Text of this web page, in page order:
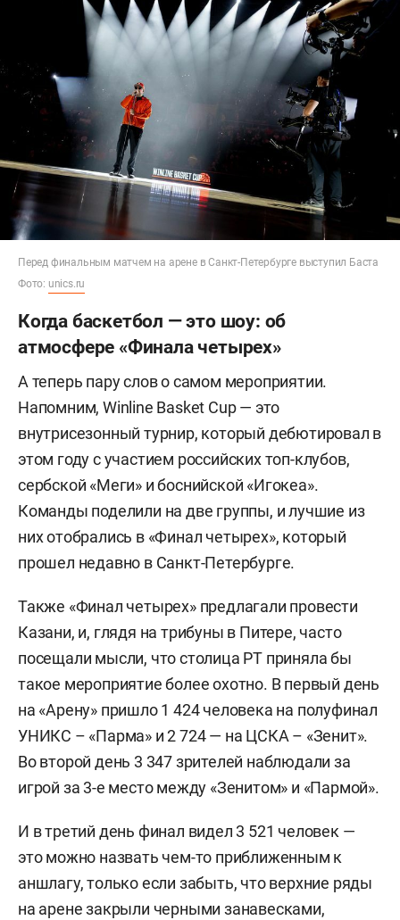
Перед финальным матчем на арене в Санкт-Петербурге выступил Баста
Фото: unics.ru
Когда баскетбол — это шоу: об
атмосфере «Финала четырех»
А теперь пару слов о самом мероприятии.
Напомним, Winline Basket Cup — это
внутрисезонный турнир, который дебютировал в
этом году с участием российских топ-клубов,
сербской «Меги» и боснийской «Игокеа».
Команды поделили на две группы, и лучшие из
них отобрались в «Финал четырех», который
прошел недавно в Санкт-Петербурге.
Также «Финал четырех» предлагали провести
Казани, и, глядя на трибуны в Питере, часто
посещали мысли, что столица РТ приняла бы
такое мероприятие более охотно. В первый день
на «Арену» пришло 1 424 человека на полуфинал
УНИКС – «Парма» и 2 724 — на ЦСКА – «Зенит».
Во второй день 3 347 зрителей наблюдали за
игрой за 3-е место между «Зенитом» и «Пармой».
И в третий день финал видел 3 521 человек —
это можно назвать чем-то приближенным к
аншлагу, только если забыть, что верхние ряды
на арене закрыли черными занавесками,